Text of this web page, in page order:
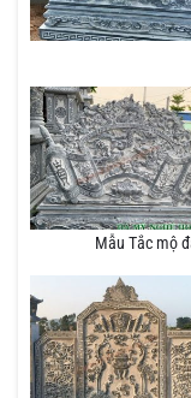
Mẫu Tắc mộ